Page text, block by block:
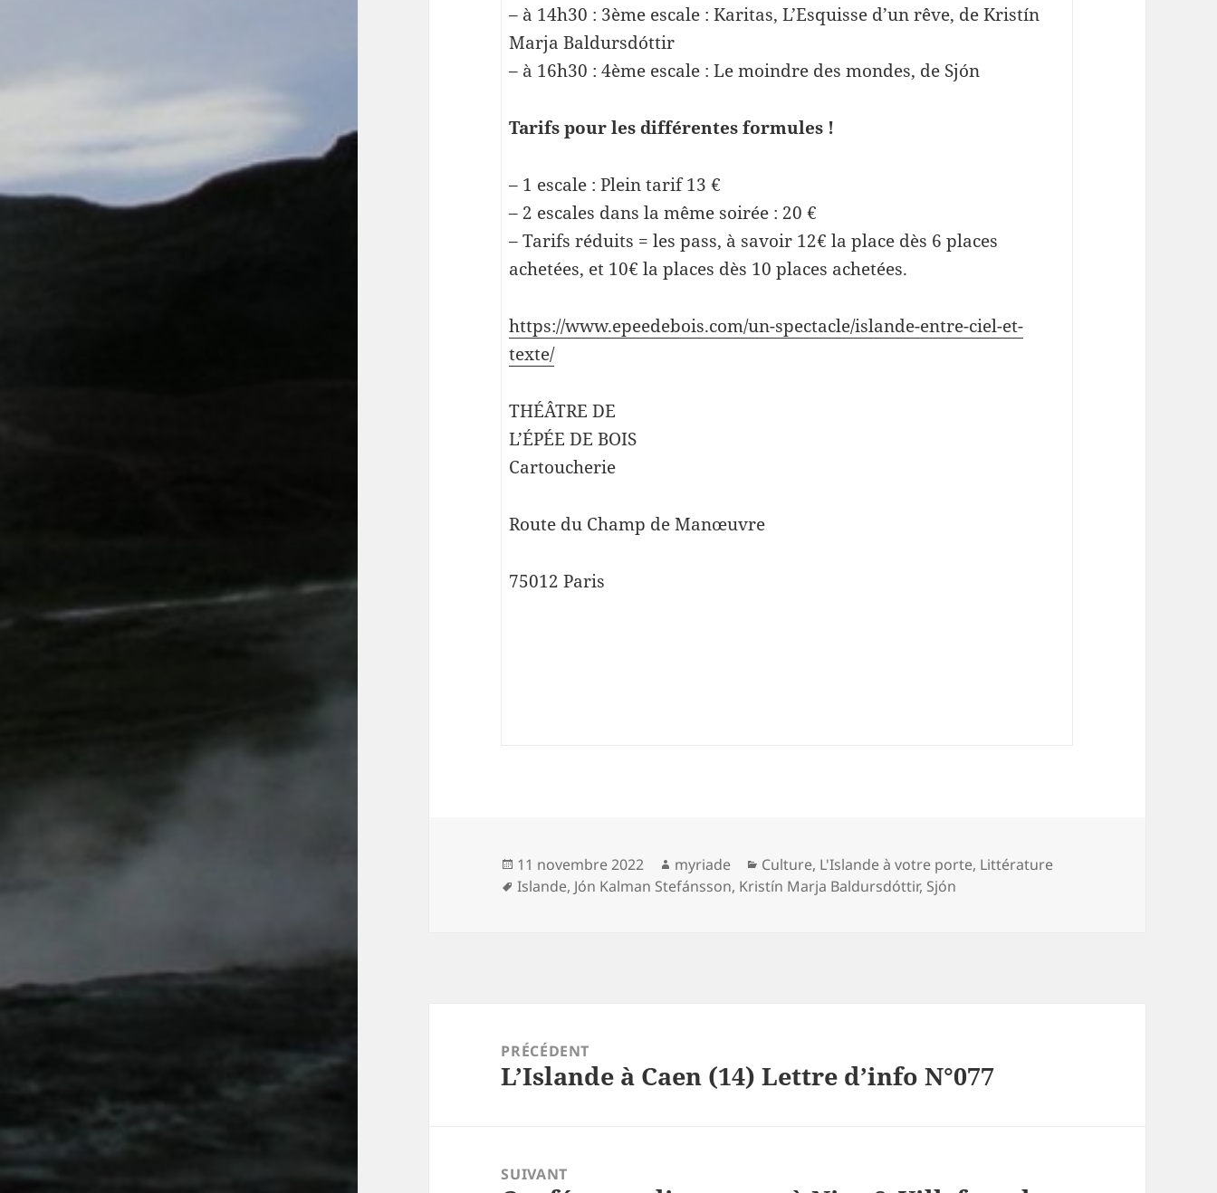
– à 14h30 : 3ème escale : Karitas, L’Esquisse d’un rêve, de Kristín
Marja Baldursdóttir
– à 16h30 : 4ème escale : Le moindre des mondes, de Sjón
Tarifs pour les différentes formules !
– 1 escale : Plein tarif 13 €
– 2 escales dans la même soirée : 20 €
– Tarifs réduits = les pass, à savoir 12€ la place dès 6 places
achetées, et 10€ la places dès 10 places achetées.
https://www.epeedebois.com/un-spectacle/islande-entre-ciel-et-
texte/
THÉÂTRE DE
L’ÉPÉE DE BOIS
Cartoucherie
Route du Champ de Manœuvre
75012 Paris
Publié
le
11 novembre 2022 Auteur
myriade Catégories
Culture, L'Islande à votre porte, Littérature
Mots-
Islande, Jón Kalman Stefánsson, Kristín Marja Baldursdóttir, Sjón
PRÉCÉDENT
Article
L’Islande à Caen (14) Lettre d’info N°077
SUIVANT